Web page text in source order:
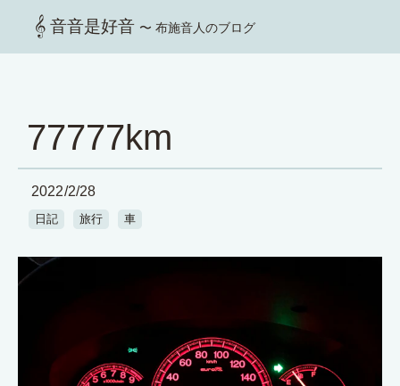
音音是好音 〜 布施音人のブログ
77777km
2022/2/28
日記 旅行 車